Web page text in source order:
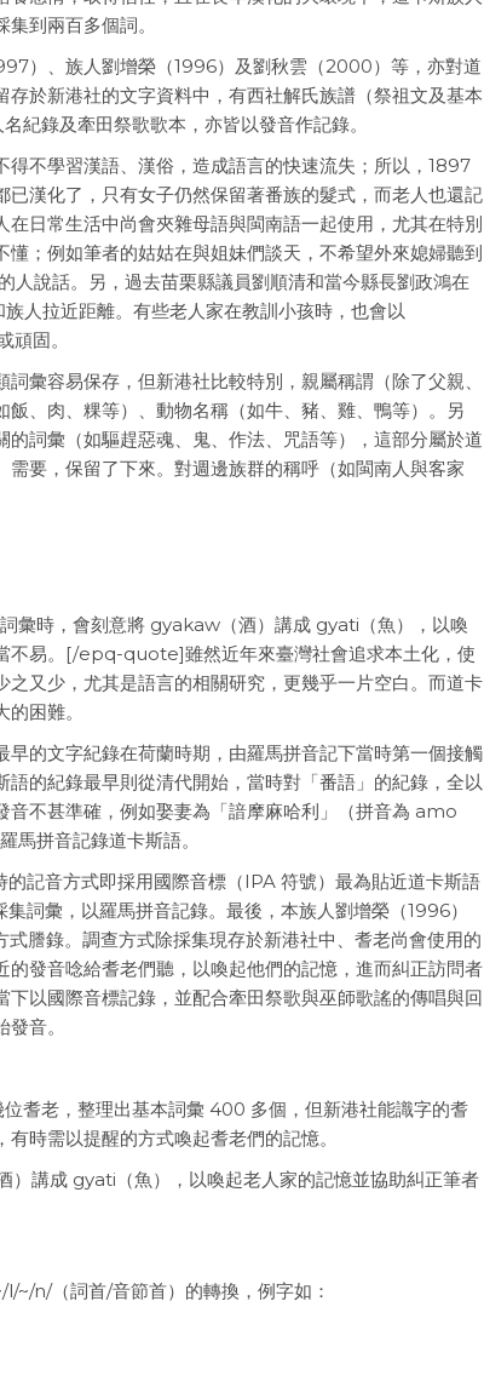
到兩百多個詞。
）、族人劉增榮（1996）及劉秋雲（2000）等，亦對道
於新港社的文字資料中，有西社解氏族譜（祭祖文及基本
紀錄及牽田祭歌歌本，亦皆以發音作記錄。
不學習漢語、漢俗，造成語言的快速流失；所以，1897
漢化了，只有女子仍然保留著番族的髮式，而老人也還記
日常生活中尚會夾雜母語與閩南語一起使用，尤其在特別
；例如筆者的姑姑在與姐妹們談天，不希望外來媳婦聽到
說話。另，過去苗栗縣議員劉順清和當今縣長劉政鴻在
人拉近距離。有些老人家在教訓小孩時，也會以
固。
彙容易保存，但新港社比較特別，親屬稱謂（除了父親、
、肉、粿等）、動物名稱（如牛、豬、雞、鴨等）。另
詞彙（如驅趕惡魂、鬼、作法、咒語等），這部分屬於道
要，保留了下來。對週邊族群的稱呼（如閩南人與客家
時，會刻意將 gyakaw（酒）講成 gyati（魚），以喚
不易。[/epq-quote]雖然近年來臺灣社會追求本土化，使
又少，尤其是語言的相關研究，更幾乎一片空白。而道卡
困難。
的文字紀錄在荷蘭時期，由羅馬拼音記下當時第一個接觸
的紀錄最早則從清代開始，當時對「番語」的紀錄，全以
不甚準確，例如娶妻為「諳摩麻哈利」（拼音為 amo
馬拼音記錄道卡斯語。
記音方式即採用國際音標（IPA 符號）最為貼近道卡斯語
詞彙，以羅馬拼音記錄。最後，本族人劉增榮（1996）
謄錄。調查方式除採集現存於新港社中、耆老尚會使用的
發音唸給耆老們聽，以喚起他們的記憶，進而糾正訪問者
以國際音標記錄，並配合牽田祭歌與巫師歌謠的傳唱與回
音。
耆老，整理出基本詞彙 400 多個，但新港社能識字的耆
時需以提醒的方式喚起耆老們的記憶。
講成 gyati（魚），以喚起老人家的記憶並協助糾正筆者
~/n/（詞首/音節首）的轉換，例字如：